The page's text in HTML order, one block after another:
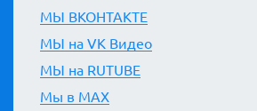
МЫ ВКОНТАКТЕ
МЫ на VK Видео
МЫ на RUTUBE
Мы в MAX